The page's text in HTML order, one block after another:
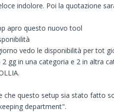
indolore. Poi la quotazione
apro questo nuovo tool
vedo le disponibilità per tot
2 gg in una categoria e 2 in altra
che questo setup sia stato fatto
department".